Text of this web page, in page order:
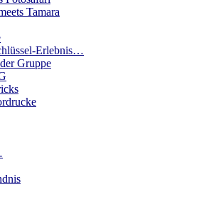
Tamara
Erlebnis…
Gruppe